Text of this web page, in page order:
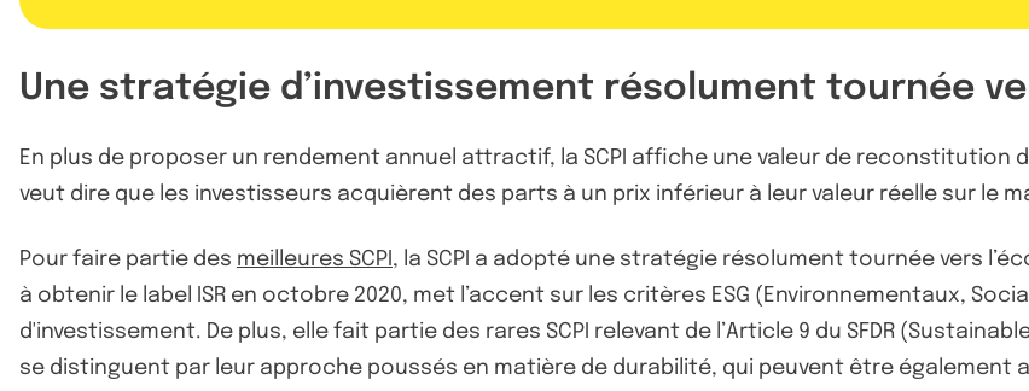
Une stratégie d’investissement résolument tournée
En plus de proposer un rendement annuel attractif, la SCPI affiche une valeur de reconstitution
veut dire que les investisseurs acquièrent des parts à un prix inférieur à leur valeur réelle sur le
Pour faire partie des meilleures SCPI , la SCPI a adopté une stratégie résolument tournée vers
à obtenir le label ISR en octobre 2020, met l’accent sur les critères ESG (Environnementaux,
d'investissement. De plus, elle fait partie des rares SCPI relevant de l’Article 9 du SFDR
se distinguent par leur approche poussés en matière de durabilité, qui peuvent être également